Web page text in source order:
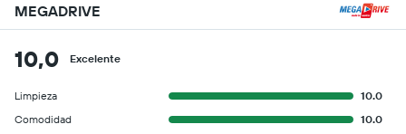
MEGADRIVE
10,0 Excelente
Limpieza
10.0
Comodidad
10.0